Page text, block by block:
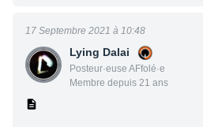
Lying Dalai
Posteur·euse AFfolé·e
Membre depuis 21 ans
17 Septembre 2021 à 10:48